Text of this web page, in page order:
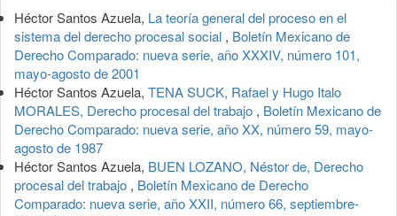
del
artículo
Héctor Santos Azuela, La teoría general del proceso en el
sistema del derecho procesal social , Boletín Mexicano de
Derecho Comparado: nueva serie, año XXXIV, número 101,
mayo-agosto de 2001
Héctor Santos Azuela, TENA SUCK, Rafael y Hugo Italo
MORALES, Derecho procesal del trabajo , Boletín Mexicano de
Derecho Comparado: nueva serie, año XX, número 59, mayo-
agosto de 1987
Héctor Santos Azuela, BUEN LOZANO, Néstor de, Derecho
procesal del trabajo , Boletín Mexicano de Derecho
Comparado: nueva serie, año XXII, número 66, septiembre-